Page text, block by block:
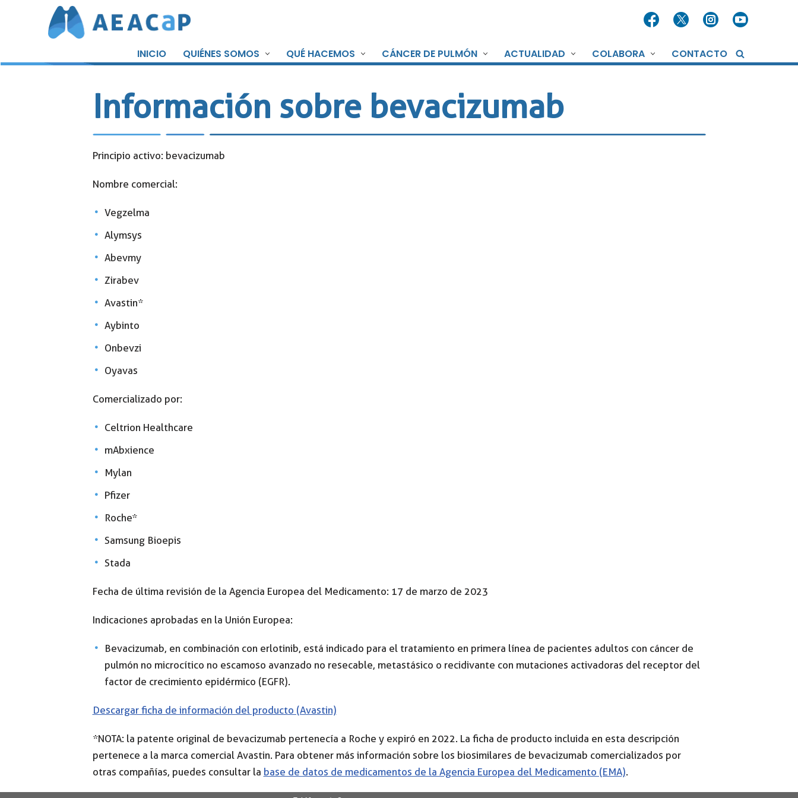
contenido
INICIO QUIÉNES SOMOS QUÉ HACEMOS CÁNCER DE PULMÓN ACTUALIDAD COLABORA CONTACTO
Información sobre bevacizumab
Principio activo: bevacizumab
Nombre comercial:
Vegzelma
Alymsys
Abevmy
Zirabev
Avastin*
Aybinto
Onbevzi
Oyavas
Comercializado por:
Celtrion Healthcare
mAbxience
Mylan
Pfizer
Roche*
Samsung Bioepis
Stada
Fecha de última revisión de la Agencia Europea del Medicamento: 17 de marzo de 2023
Indicaciones aprobadas en la Unión Europea:
Bevacizumab, en combinación con erlotinib, está indicado para el tratamiento en primera línea de pacientes adultos con cáncer de
pulmón no microcítico no escamoso avanzado no resecable, metastásico o recidivante con mutaciones activadoras del receptor del
factor de crecimiento epidérmico (EGFR).
Descargar ficha de información del producto (Avastin)
*NOTA: la patente original de bevacizumab pertenecía a Roche y expiró en 2022. La ficha de producto incluida en esta descripción
pertenece a la marca comercial Avastin. Para obtener más información sobre los biosimilares de bevacizumab comercializados por
otras compañías, puedes consultar la base de datos de medicamentos de la Agencia Europea del Medicamento (EMA).